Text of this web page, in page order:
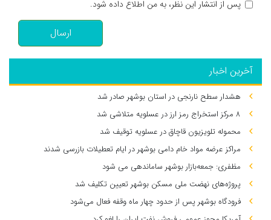
پس از انتشار این نظر، به من اطلاع داده شود.
ارسال
آخرین اخبار
هشدار سطح نارنجی در استان بوشهر صادر شد
۸ مرکز استخراج رمز ارز در عسلویه متلاشی شد
محموله تلویزیون قاچاق در عسلویه توقیف شد
مراکز عرضه مواد خام دامی بوشهر در ایام تعطیلات بازرسی شدند
مظفری: جمعه‌بازار بوشهر ساماندهی می‌ شود
پروژه‌های نهضت ملی مسکن بوشهر تعیین تکلیف شد
فرودگاه بوشهر پس از حدود چهار ماه وقفه فعال می‌شود